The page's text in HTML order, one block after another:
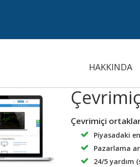
HAKKINDA
Çevrimiçi
Piyasadaki
Pazarlama
24/5 yardım